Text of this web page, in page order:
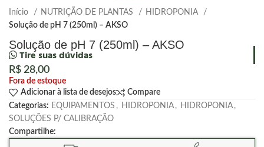
Início NUTRIÇÃO DE PLANTAS
HIDROPONIA
Solução de pH 7 (250ml) – AKSO
Solução de pH 7 (250ml) – AKSO
Tire suas dúvidas
R$ 28,00
Fora de estoque
Adicionar à lista de desejos
Compare
Categorias: EQUIPAMENTOS , HIDROPONIA , HIDROPONIA ,
SOLUÇÕES P/ CALIBRAÇÃO
Compartilhe: